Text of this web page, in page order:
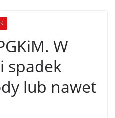
W
spadek
lub nawet